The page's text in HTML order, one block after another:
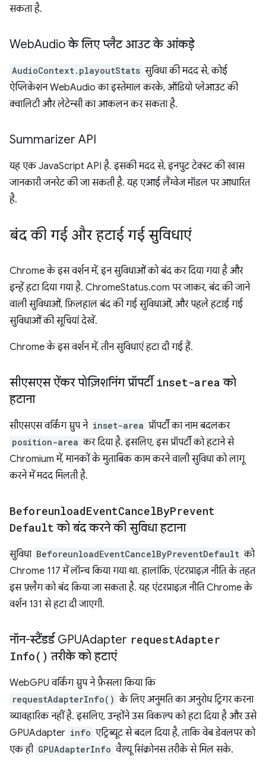
सकता है.
WebAudio के लिए प्लैट आउट के आंकड़े
AudioContext.playoutStats सुविधा की मदद से, कोई
ऐप्लिकेशन WebAudio का इस्तेमाल करके, ऑडियो प्लेआउट की
क्वालिटी और लेटेन्सी का आकलन कर सकता है.
Summarizer API
यह एक JavaScript API है. इसकी मदद से, इनपुट टेक्स्ट की खास
जानकारी जनरेट की जा सकती है. यह एआई लैंग्वेज मॉडल पर आधारित
है.
बंद की गई और हटाई गई सुविधाएं
Chrome के इस वर्शन में, इन सुविधाओं को बंद कर दिया गया है और
इन्हें हटा दिया गया है. ChromeStatus.com पर जाकर, बंद की जाने
वाली सुविधाओं, फ़िलहाल बंद की गई सुविधाओं, और पहले हटाई गई
सुविधाओं की सूचियां देखें.
Chrome के इस वर्शन में, तीन सुविधाएं हटा दी गई हैं.
सीएसएस ऐंकर पोज़िशनिंग प्रॉपर्टी inset-area को
हटाना
सीएसएस वर्किंग ग्रुप ने inset-area प्रॉपर्टी का नाम बदलकर
position-area कर दिया है. इसलिए, इस प्रॉपर्टी को हटाने से
Chromium में, मानकों के मुताबिक काम करने वाली सुविधा को लागू
करने में मदद मिलती है.
BeforeunloadEventCancelByPrevent
Default को बंद करने की सुविधा हटाना
सुविधा BeforeunloadEventCancelByPreventDefault को
Chrome 117 में लॉन्च किया गया था. हालांकि, एंटरप्राइज़ नीति के तहत
इस फ़्लैग को बंद किया जा सकता है. यह एंटरप्राइज़ नीति Chrome के
वर्शन 131 से हटा दी जाएगी.
नॉन-स्टैंडर्ड GPUAdapter requestAdapter
Info( ) तरीके को हटाएं
WebGPU वर्किंग ग्रुप ने फ़ैसला किया कि
requestAdapterInfo() के लिए अनुमति का अनुरोध ट्रिगर करना
व्यावहारिक नहीं है. इसलिए, उन्होंने उस विकल्प को हटा दिया है और उसे
GPUAdapter info एट्रिब्यूट से बदल दिया है, ताकि वेब डेवलपर को
एक ही GPUAdapterInfo वैल्यू सिंक्रोनस तरीके से मिल सके.